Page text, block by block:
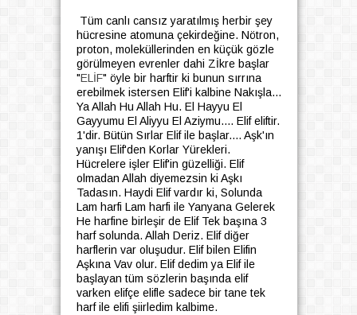
Tüm canlı cansız yaratılmış herbir şey
hücresine atomuna çekirdeğine. Nötron,
proton, moleküllerinden en küçük gözle
görülmeyen evrenler dahi Zİkre başlar
"ELİF" öyle bir harftir ki bunun sırrına
erebilmek istersen Elif'i kalbine Nakışla...
Ya Allah Hu Allah Hu. El Hayyu El
Gayyumu El Aliyyu El Aziymu.... Elif eliftir.
1'dir. Bütün Sırlar Elif ile başlar.... Aşk'ın
yanışı Elif'den Korlar Yürekleri.
Hücrelere işler Elif'in güzelliği. Elif
olmadan Allah diyemezsin ki Aşkı
Tadasın. Haydi Elif vardır ki, Solunda
Lam harfi Lam harfi ile Yanyana Gelerek
He harfine birleşir de Elif Tek başına 3
harf solunda. Allah Deriz. Elif diğer
harflerin var oluşudur. Elif bilen Elifin
Aşkına Vav olur. Elif dedim ya Elif ile
başlayan tüm sözlerin başında elif
varken elifçe elifle sadece bir tane tek
harf ile elifi şiirledim kalbime.